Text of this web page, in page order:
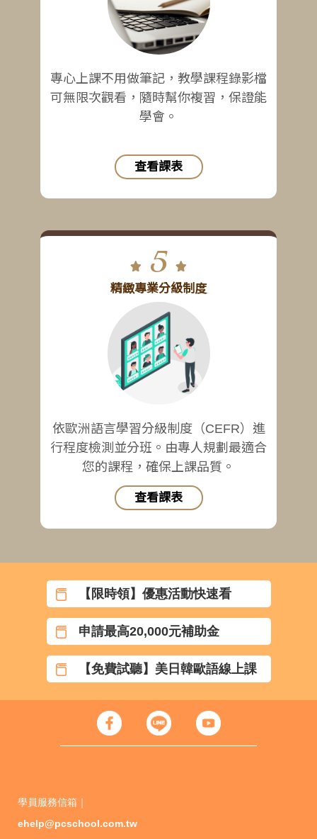
專心上課不用做筆記，教學課程錄影檔
可無限次觀看，隨時幫你複習，保證能
學會。
查看課表
5
精緻專業分級制度
依歐洲語言學習分級制度（CEFR）進
行程度檢測並分班。由專人規劃最適合
您的課程，確保上課品質。
查看課表